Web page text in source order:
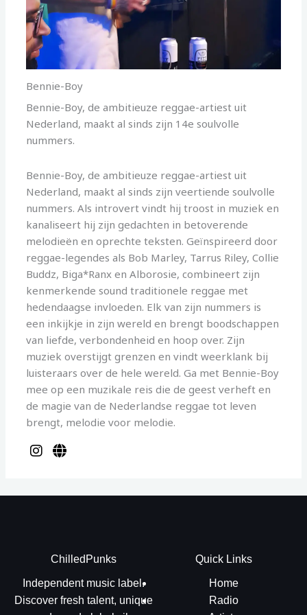
Bennie-Boy
Bennie-Boy, de ambitieuze reggae-artiest uit
Nederland, maakt al sinds zijn 14e soulvolle
nummers.
Bennie-Boy, de ambitieuze reggae-artiest uit
Nederland, maakt al sinds zijn veertiende soulvolle
nummers. Als introvert vindt hij troost in muziek en
kanaliseert hij zijn gedachten in betoverende
melodieën en oprechte teksten. Geïnspireerd door
reggae-legendes als Bob Marley, Tarrus Riley, Collie
Buddz, Biga*Ranx en Alborosie, combineert zijn
kenmerkende sound traditionele reggae met
hedendaagse invloeden. Elk van zijn nummers is
een inkijkje in zijn wereld en brengt boodschappen
van liefde, verbondenheid en hoop over. Zijn
muziek overstijgt grenzen en vindt weerklank bij
luisteraars over de hele wereld. Ga met Bennie-Boy
mee op een muzikale reis die de geest verheft en
de magie van de Nederlandse reggae tot leven
brengt, melodie voor melodie.
ChilledPunks
Independent music label.
Discover fresh talent, unique
Quick Links
Home
Radio